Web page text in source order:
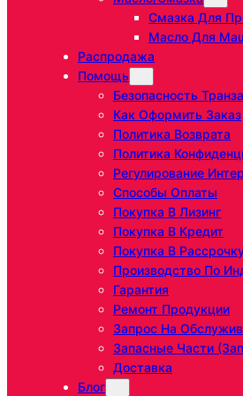
Смазка Для
Масло Для
Распродажа
Помощь
Безопасность
Как Оформить Заказ
Политика Возврата
Политика
Регулирование
Способы Оплаты
Покупка В Лизинг
Покупка В Кредит
Покупка В
Производство По
Гарантия
Ремонт Продукции
Запрос На
Запасные Части
Доставка
Блог